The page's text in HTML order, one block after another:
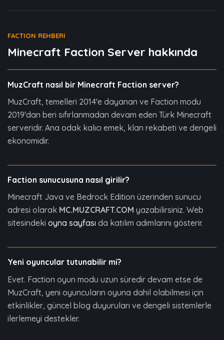
FACTION REHBERI
Minecraft Faction Server hakkında
MuzCraft nasıl bir Minecraft Faction server?
MuzCraft, temelleri 2014'e dayanan ve Faction modu
2019'dan beri sıfırlanmadan devam eden Türk Minecraft
serveridir. Ana odak kalıcı emek, klan rekabeti ve dengeli
ekonomidir.
Faction sunucusuna nasıl girilir?
Minecraft Java ve Bedrock Edition üzerinden sunucu
adresi olarak MC.MUZCRAFT.COM yazabilirsiniz. Web
sitesindeki oyna sayfası da katılım adımlarını gösterir.
Yeni oyuncular tutunabilir mi?
Evet. Faction oyun modu uzun süredir devam etse de
MuzCraft, yeni oyuncuların oyuna dahil olabilmesi için
etkinlikler, güncel blog duyuruları ve dengeli sistemlerle
ilerlemeyi destekler.